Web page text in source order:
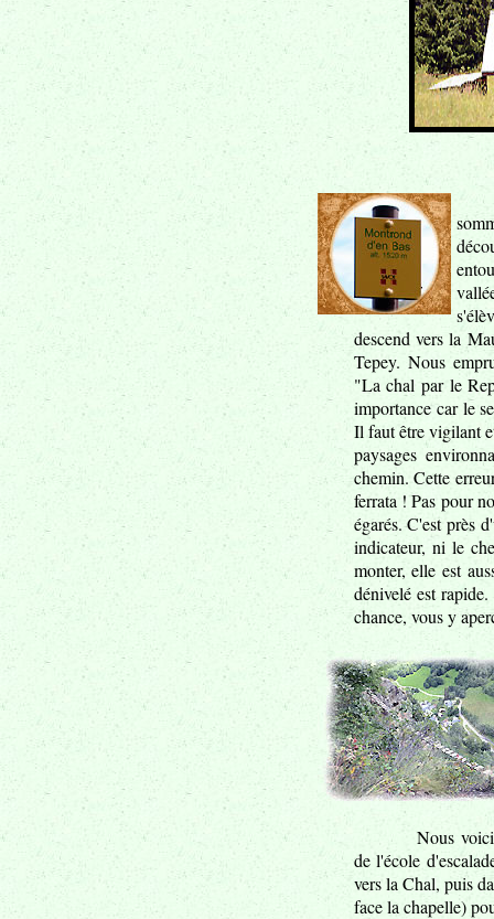
descend vers la
Tepey. Nous
"La chal par le
importance car le
Il faut être vigilant
paysages
chemin. Cette
ferrata ! Pas pour
égarés. C'est près
indicateur, ni le
monter, elle est
dénivelé est
chance, vous y
Nous
de l'école
vers la Chal, puis
face la chapelle)